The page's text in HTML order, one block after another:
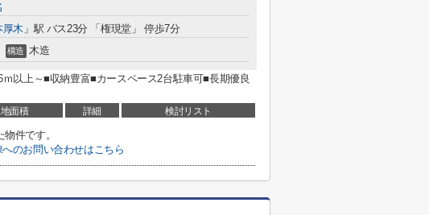
厚木 」駅 バス23分 「権現堂」 停歩7分
構造 木造
以上～■収納豊富■カースペース2台駐車可■長期優良
面積 詳細 検討リスト
件です。
のお問い合わせはこちら